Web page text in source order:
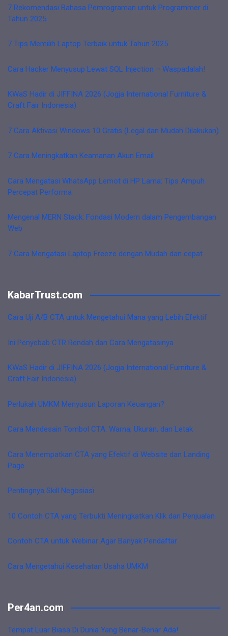
7 Rekomendasi Bahasa Pemrograman untuk Programmer di
Tahun 2025
7 Tips Memilih Laptop Terbaik untuk Tahun 2025
Cara Hacker Menyusup Lewat SQL Injection – Waspadalah!
KWaS Hadir di JIFFINA 2026 (Jogja International Furniture &
Craft Fair Indonesia)
7 Cara Aktivasi Windows 10 Gratis (Legal dan Mudah Dilakukan)
7 Cara Meningkatkan Keamanan Akun Email
Cara Mengatasi WhatsApp Lemot di HP Lama: Tips Ampuh
Percepat Performa
Mengenal MERN Stack: Fondasi Modern dalam Pengembangan
Web
7 Cara Mengatasi Laptop Freeze dengan Mudah dan cepat
KabarTrust.com
Cara Uji A/B CTA untuk Mengetahui Mana yang Lebih Efektif
Ini Penyebab CTR Rendah dan Cara Mengatasinya
KWaS Hadir di JIFFINA 2026 (Jogja International Furniture &
Craft Fair Indonesia)
Perlukah UMKM Menyusun Laporan Keuangan?
Cara Mendesain Tombol CTA: Warna, Ukuran, dan Letak
Cara Menempatkan CTA yang Efektif di Website dan Landing
Page
Pentingnya Skill Negosiasi
10 Contoh CTA yang Terbukti Meningkatkan Klik dan Penjualan
Contoh CTA untuk Webinar Agar Banyak Pendaftar
Cara Mengetahui Kesehatan Usaha UMKM
Per4an.com
Tempat Luar Biasa Di Dunia Yang Benar-Benar Ada!